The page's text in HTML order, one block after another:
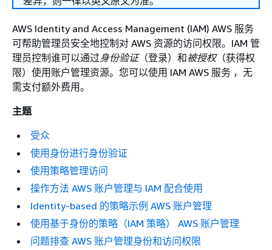
AWS Identity and Access Management (IAM) AWS 服务
可帮助管理员安全地控制对 AWS 资源的访问权限。IAM 管
理员控制谁可以通过身份验证（登录）和被授权（获得权
限）使用账户管理资源。您可以使用 IAM AWS 服务 ，无
需支付额外费用。
主题
受众
使用身份进行身份验证
使用策略管理访问
操作方法 AWS 账户管理与 IAM 配合使用
Identity-based 的策略示例 AWS 账户管理
使用基于身份的策略（IAM 策略） AWS 账户管理
问题排查 AWS 账户管理身份和访问权限